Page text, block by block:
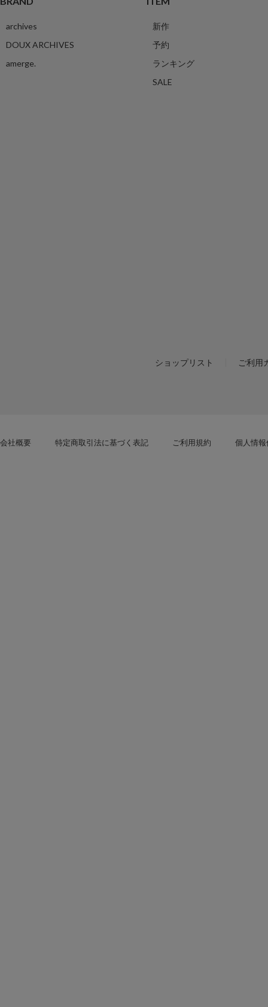
archives
DOUX ARCHIVES
amerge.
新作
予約
ランキング
SALE
ショップリスト ご利用
会社概要 特定商取引法に基づく表記 ご利用規約 個人情